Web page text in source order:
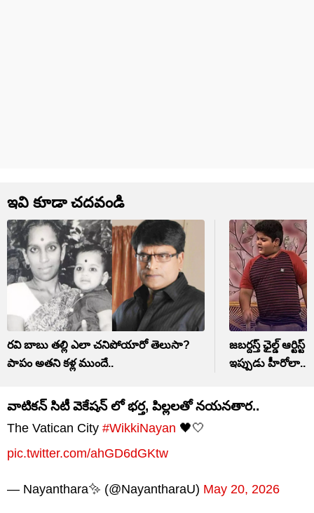
ఇవి కూడా చదవండి
రవి బాబు తల్లి ఎలా చనిపోయారో తెలుసా?
పాపం అతని కళ్ల ముందే..
జబర్దస్త్ ఛైల్డ్
ఇప్పుడు హీరోలా..
వాటికన్ సిటీ వెకేషన్ లో భర్త, పిల్లలతో నయనతార..
The Vatican City #WikkiNayan 🖤🤍
pic.twitter.com/ahGD6dGKtw
— Nayanthara✨ (@NayantharaU) May 20, 2026